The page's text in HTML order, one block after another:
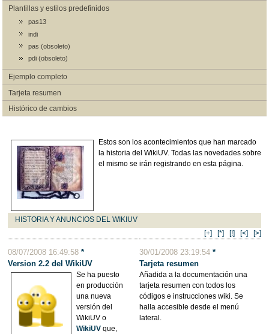
Plantillas y estilos predefinidos
pas13
indi
pas (obsoleto)
pdi (obsoleto)
Ejemplo completo
Tarjeta resumen
Histórico de cambios
Estos son los acontecimientos que han marcado
la historia del WikiUV. Todas las novedades sobre
el mismo se irán registrando en esta página.
HISTORIA Y ANUNCIOS DEL WIKIUV
[+]
[*] [!] [<] [>]
08/07/2008 16:49:58 *
Version 2.2 del WikiUV
Se ha puesto
en producción
una nueva
versión del
WikiUV o
WikiUVque,
30/01/2008 23:19:54*
Tarjeta resumen
Añadida a la documentación una
tarjeta resumen con todos los
códigos e instrucciones wiki. Se
halla accesible desde el menú
lateral.